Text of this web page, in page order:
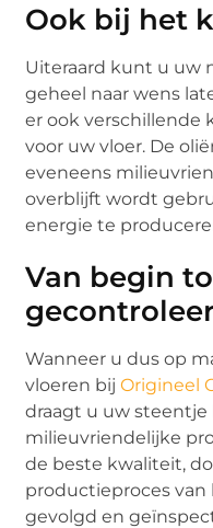
Ook bij het
Uiteraard kunt u uw
geheel naar wens
er ook verschillende
voor uw vloer. De
eveneens
overblijft wordt
energie te
Van begin
Wanneer u dus op
vloeren bijOrigineel
draagt u uw steentje
milieuvriendelijke
de beste kwaliteit,
productieproces
gevolgd en